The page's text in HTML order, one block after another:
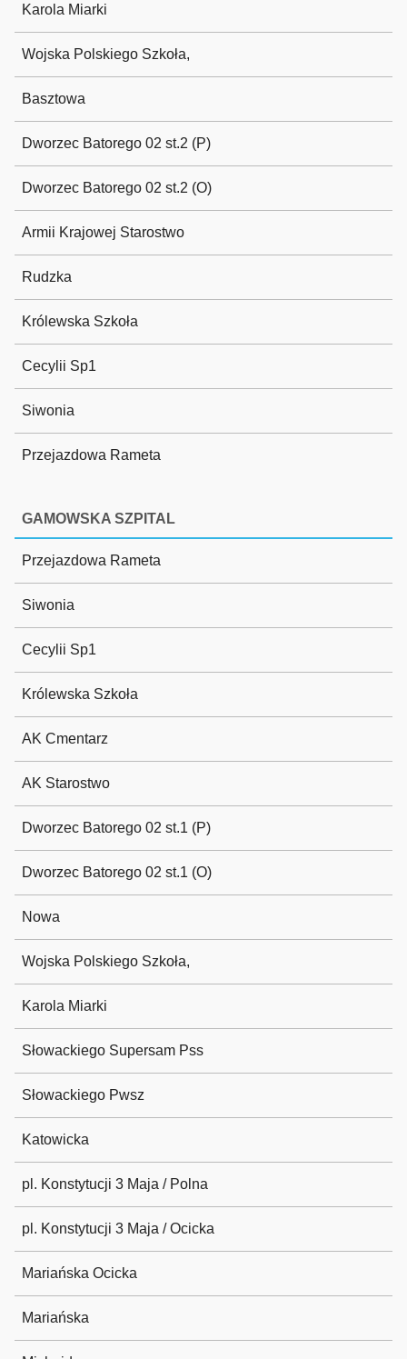
Karola Miarki
Wojska Polskiego Szkoła,
Basztowa
Dworzec Batorego 02 st.2 (P)
Dworzec Batorego 02 st.2 (O)
Armii Krajowej Starostwo
Rudzka
Królewska Szkoła
Cecylii Sp1
Siwonia
Przejazdowa Rameta
GAMOWSKA SZPITAL
Przejazdowa Rameta
Siwonia
Cecylii Sp1
Królewska Szkoła
AK Cmentarz
AK Starostwo
Dworzec Batorego 02 st.1 (P)
Dworzec Batorego 02 st.1 (O)
Nowa
Wojska Polskiego Szkoła,
Karola Miarki
Słowackiego Supersam Pss
Słowackiego Pwsz
Katowicka
pl. Konstytucji 3 Maja / Polna
pl. Konstytucji 3 Maja / Ocicka
Mariańska Ocicka
Mariańska